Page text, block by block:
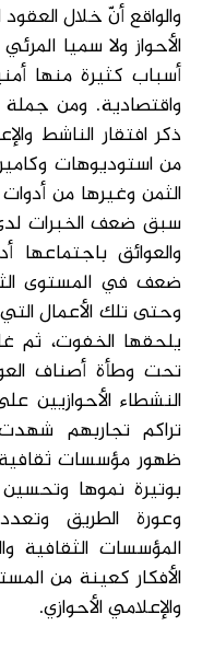
والواقع أنّ خلال
الأحواز ولا سميا
أسباب كثيرة منها
واقتصادية. ومن جملة
ذكر افتقار الناشط
من استوديوهات
الثمن وغيرها من
سبق ضعف الخبرات
والعوائق
ضعف في المستوى
وحتى تلك الأعمال
يلحقها الخفوت، ثم
تحت وطأة أصناف
النشطاء الأحوازيين
تراكم تجاربهم شهدت
ظهور مؤسسات ثقافية
بوتيرة نموها
وعورة الطريق
المؤسسات الثقافية
الأفكار كعينة من
والإعلامي الأحوازي.